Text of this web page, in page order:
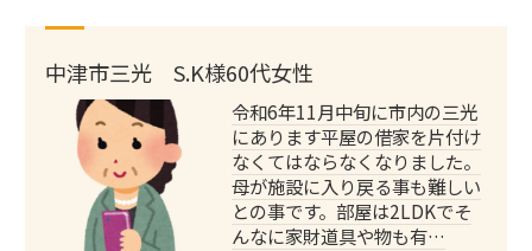
中津市三光 S.K様60代女性
令和6年11月中旬に市内の三光
にあります平屋の借家を片付け
なくてはならなくなりました。
母が施設に入り戻る事も難しい
との事です。部屋は2LDKでそ
んなに家財道具や物も有…